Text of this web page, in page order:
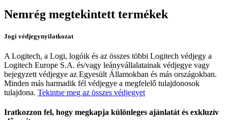
Nemrég megtekintett termékek
Jogi védjegynyilatkozat
A Logitech, a Logi, logóik és az összes többi Logitech védjegy a
Logitech Europe S.A. és/vagy leányvállalatainak védjegye vagy
bejegyzett védjegye az Egyesült Államokban és más országokban.
Minden más harmadik fél védjegye a megfelelő tulajdonosok
tulajdona. Tekintse meg az összes védjegyet
Iratkozzon fel, hogy megkapja különleges ajánlatát és exkluzív